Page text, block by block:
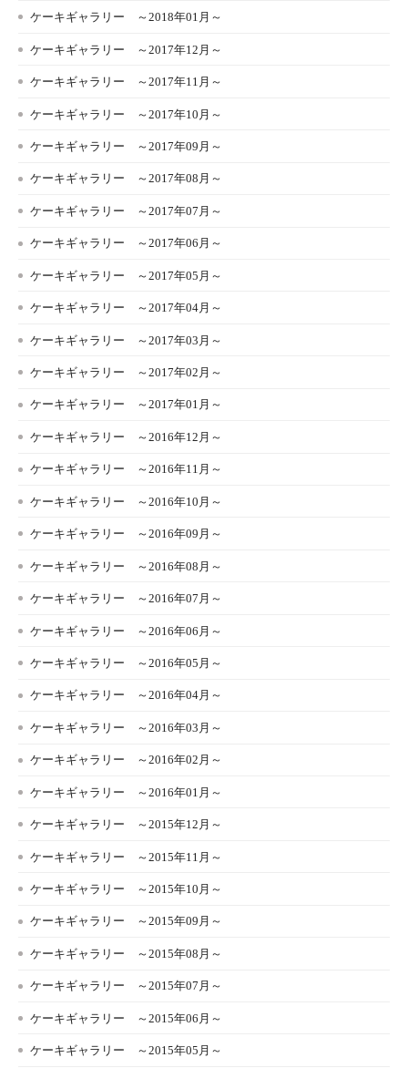
ケーキギャラリー ～2018年01月～
ケーキギャラリー ～2017年12月～
ケーキギャラリー ～2017年11月～
ケーキギャラリー ～2017年10月～
ケーキギャラリー ～2017年09月～
ケーキギャラリー ～2017年08月～
ケーキギャラリー ～2017年07月～
ケーキギャラリー ～2017年06月～
ケーキギャラリー ～2017年05月～
ケーキギャラリー ～2017年04月～
ケーキギャラリー ～2017年03月～
ケーキギャラリー ～2017年02月～
ケーキギャラリー ～2017年01月～
ケーキギャラリー ～2016年12月～
ケーキギャラリー ～2016年11月～
ケーキギャラリー ～2016年10月～
ケーキギャラリー ～2016年09月～
ケーキギャラリー ～2016年08月～
ケーキギャラリー ～2016年07月～
ケーキギャラリー ～2016年06月～
ケーキギャラリー ～2016年05月～
ケーキギャラリー ～2016年04月～
ケーキギャラリー ～2016年03月～
ケーキギャラリー ～2016年02月～
ケーキギャラリー ～2016年01月～
ケーキギャラリー ～2015年12月～
ケーキギャラリー ～2015年11月～
ケーキギャラリー ～2015年10月～
ケーキギャラリー ～2015年09月～
ケーキギャラリー ～2015年08月～
ケーキギャラリー ～2015年07月～
ケーキギャラリー ～2015年06月～
ケーキギャラリー ～2015年05月～